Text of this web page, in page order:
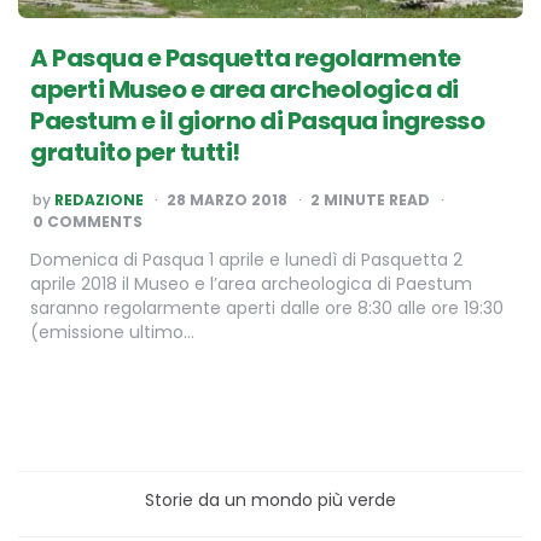
A Pasqua e Pasquetta regolarmente
aperti Museo e area archeologica di
Paestum e il giorno di Pasqua ingresso
gratuito per tutti!
POSTED
BY
by REDAZIONE 28 MARZO 2018 2 MINUTE READ
0 COMMENTS
Domenica di Pasqua 1 aprile e lunedì di Pasquetta 2
aprile 2018 il Museo e l’area archeologica di Paestum
saranno regolarmente aperti dalle ore 8:30 alle ore 19:30
(emissione ultimo…
Storie da un mondo più verde